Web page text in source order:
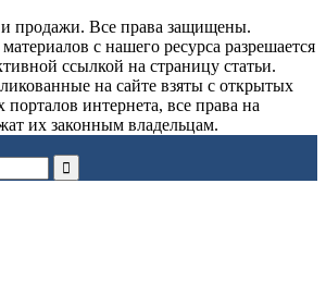
продажи. Все права защищены.
с нашего ресурса разрешается
ссылкой на страницу статьи.
на сайте взяты с открытых
интернета, все права на
их законным владельцам.